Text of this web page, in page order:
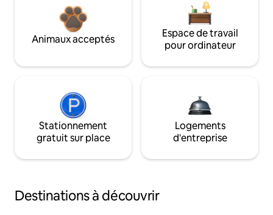
Animaux acceptés
Espace de travail
pour ordinateur
Stationnement
gratuit sur place
Logements
d'entreprise
Destinations à découvrir